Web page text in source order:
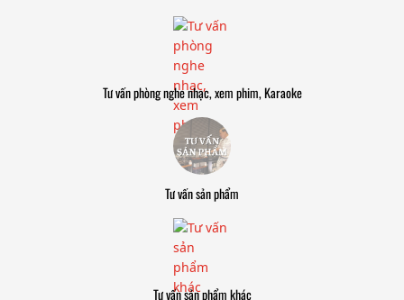
Tư vấn phòng nghe nhạc, xem phim, Karaoke
Tư vấn sản phẩm
Tư vấn sản phẩm khác